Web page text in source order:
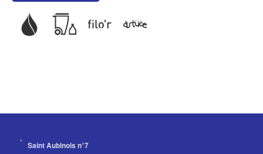
Saint Aubinois n°7